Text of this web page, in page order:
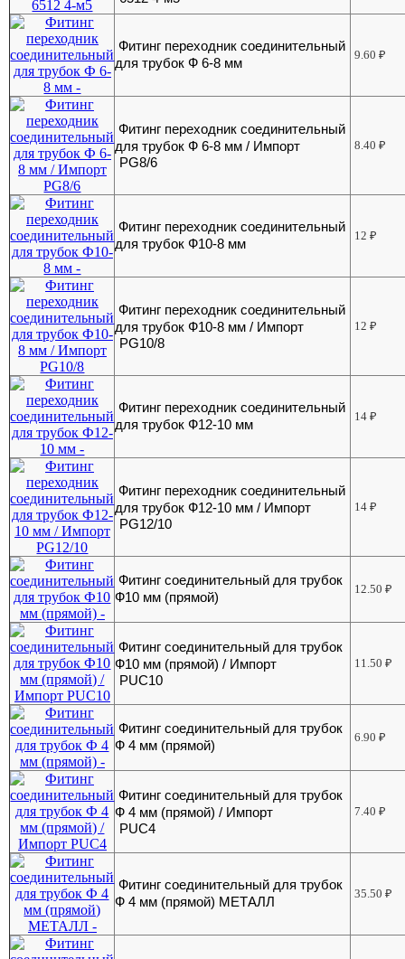
Фитинг переходник соединительный
для трубок Ф 6-8 мм
9.60₽
Фитинг переходник соединительный
для трубок Ф 6-8 мм / Импорт
PG8/6
8.40₽
Фитинг переходник соединительный
для трубок Ф10-8 мм
12₽
Фитинг переходник соединительный
для трубок Ф10-8 мм / Импорт
PG10/8
12₽
Фитинг переходник соединительный
для трубок Ф12-10 мм
14₽
Фитинг переходник соединительный
для трубок Ф12-10 мм / Импорт
PG12/10
14₽
Фитинг соединительный для трубок
Ф10 мм (прямой)
12.50₽
Фитинг соединительный для трубок
Ф10 мм (прямой) / Импорт
PUC10
11.50₽
Фитинг соединительный для трубок
Ф 4 мм (прямой)
6.90₽
Фитинг соединительный для трубок
Ф 4 мм (прямой) / Импорт
PUC4
7.40₽
Фитинг соединительный для трубок
Ф 4 мм (прямой) МЕТАЛЛ
35.50₽